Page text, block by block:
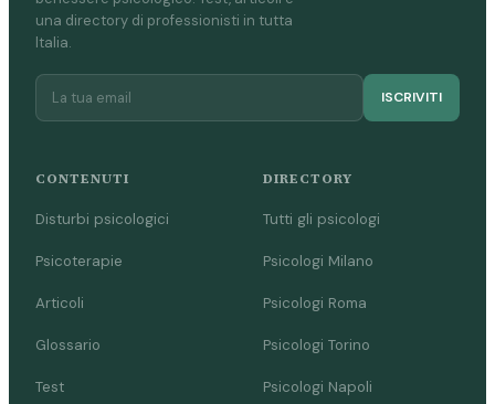
una directory di professionisti in tutta
Italia.
ISCRIVITI
CONTENUTI
Disturbi psicologici
Psicoterapie
Articoli
Glossario
Test
DIRECTORY
Tutti gli psicologi
Psicologi Milano
Psicologi Roma
Psicologi Torino
Psicologi Napoli